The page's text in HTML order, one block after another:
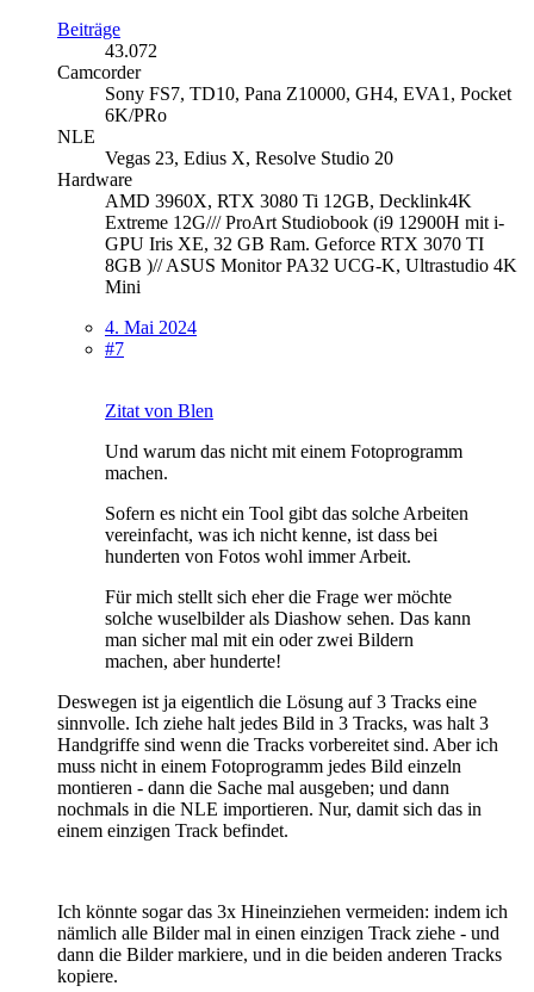
Beiträge
43.072
Camcorder
Sony FS7, TD10, Pana Z10000, GH4, EVA1, Pocket
6K/PRo
NLE
Vegas 23, Edius X, Resolve Studio 20
Hardware
AMD 3960X, RTX 3080 Ti 12GB, Decklink4K
Extreme 12G/// ProArt Studiobook (i9 12900H mit i-
GPU Iris XE, 32 GB Ram. Geforce RTX 3070 TI
8GB )// ASUS Monitor PA32 UCG-K, Ultrastudio 4K
Mini
4. Mai 2024
#7
Zitat von Blen
Und warum das nicht mit einem Fotoprogramm
machen.
Sofern es nicht ein Tool gibt das solche Arbeiten
vereinfacht, was ich nicht kenne, ist dass bei
hunderten von Fotos wohl immer Arbeit.
Für mich stellt sich eher die Frage wer möchte
solche wuselbilder als Diashow sehen. Das kann
man sicher mal mit ein oder zwei Bildern
machen, aber hunderte!
Deswegen ist ja eigentlich die Lösung auf 3 Tracks eine
sinnvolle. Ich ziehe halt jedes Bild in 3 Tracks, was halt 3
Handgriffe sind wenn die Tracks vorbereitet sind. Aber ich
muss nicht in einem Fotoprogramm jedes Bild einzeln
montieren - dann die Sache mal ausgeben; und dann
nochmals in die NLE importieren. Nur, damit sich das in
einem einzigen Track befindet.
Ich könnte sogar das 3x Hineinziehen vermeiden: indem ich
nämlich alle Bilder mal in einen einzigen Track ziehe - und
dann die Bilder markiere, und in die beiden anderen Tracks
kopiere.